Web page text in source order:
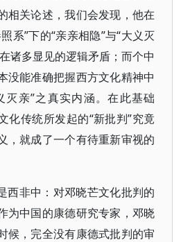
相关论述，我们会发现，他在
系”下的“亲亲相隐”与“大义灭
诸多显见的逻辑矛盾；而个中
没能准确把握西方文化精神中
灭亲”之真实内涵。在此基础
化传统所发起的“新批判”究竟
，就成了一个有待重新审视的
西非中：对邓晓芒文化批判的
为中国的康德研究专家，邓晓
候，完全没有康德式批判的审